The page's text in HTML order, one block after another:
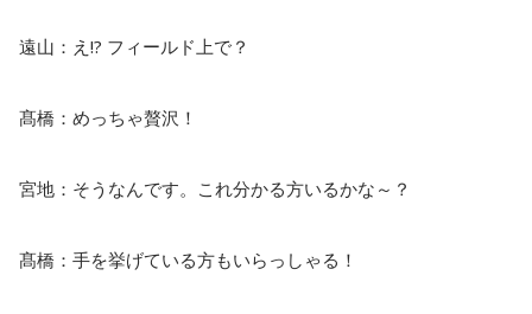
遠山：え!? フィールド上で？
髙橋：めっちゃ贅沢！
宮地：そうなんです。これ分かる方いるかな～？
髙橋：手を挙げている方もいらっしゃる！